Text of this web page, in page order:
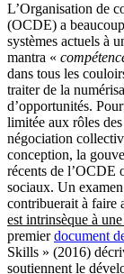
L’Organisation de
(OCDE) a
systèmes actuels à
mantra «
dans tous les
traiter de la
d’opportunités.
limitée aux rôles
négociation
conception, la
récents de l’OCDE
sociaux. Un
contribuerait à faire
est intrinsèque à
premierdocument
Skills » (2016)
soutiennent le